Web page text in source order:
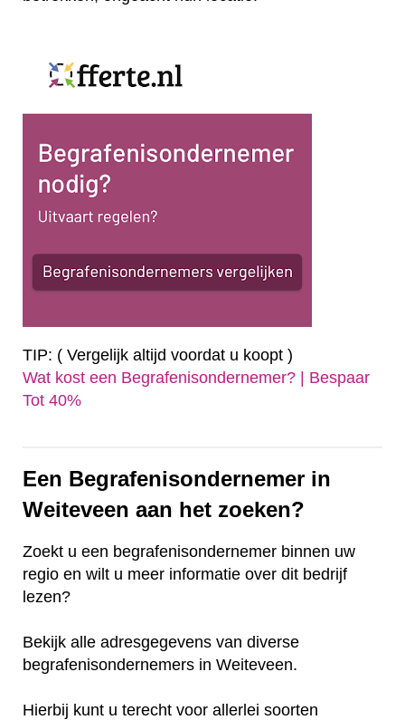
TIP: ( Vergelijk altijd voordat u koopt )
Wat kost een Begrafenisondernemer? | Bespaar
Tot 40%‎
Een Begrafenisondernemer in
Weiteveen aan het zoeken?
Zoekt u een begrafenisondernemer binnen uw
regio en wilt u meer informatie over dit bedrijf
lezen?
Bekijk alle adresgegevens van diverse
begrafenisondernemers in Weiteveen.
Hierbij kunt u terecht voor allerlei soorten